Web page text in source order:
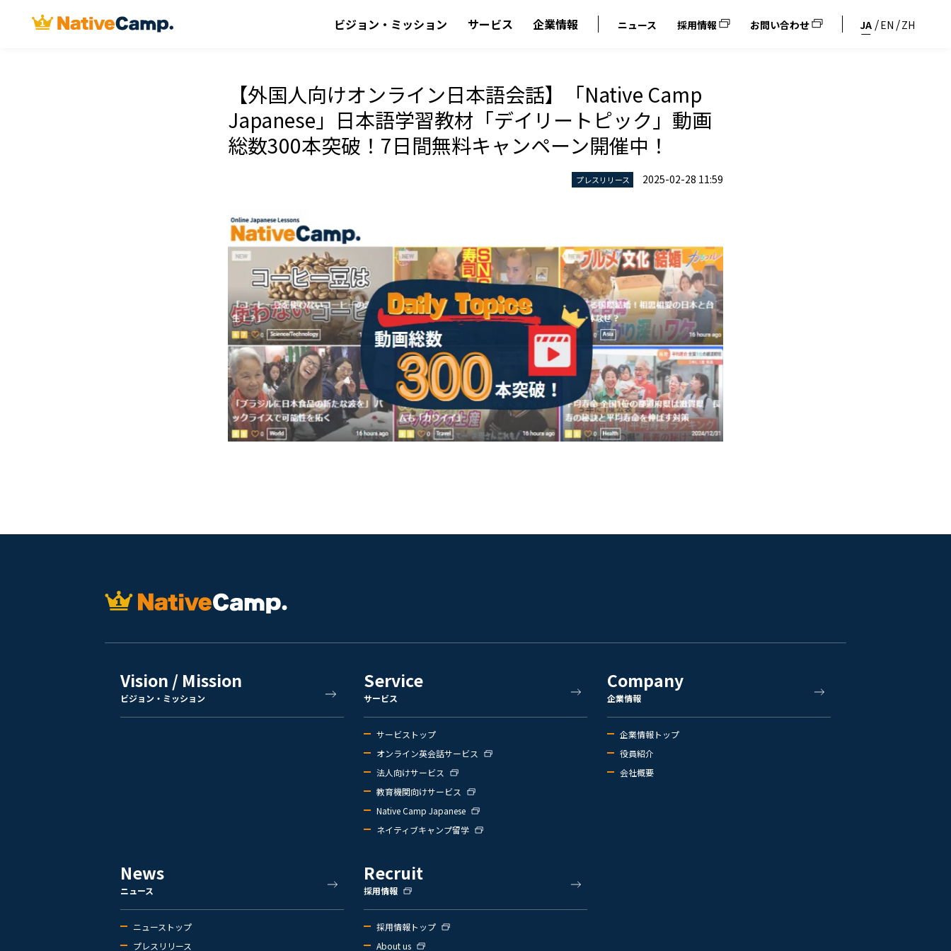
ビジョン・ミッション サービス 企業情報 ニュース 採用情報 お問い合わせ JA EN ZH
【外国人向けオンライン日本語会話】「Native Camp
Japanese」日本語学習教材「デイリートピック」動画
総数300本突破！7日間無料キャンペーン開催中！
プレスリリース 2025-02-28 11:59
Vision / Mission
ビジョン・ミッション
Service
サービス
サービストップ
オンライン英会話サービス
法人向けサービス
教育機関向けサービス
Native Camp Japanese
ネイティブキャンプ留学
Company
企業情報
企業情報トップ
役員紹介
会社概要
News
ニュース
ニューストップ
プレスリリース
Recruit
採用情報
採用情報トップ
About us